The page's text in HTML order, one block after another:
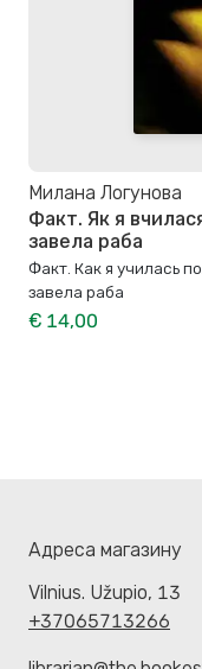
Милана Логунова
Факт. Як я
завела раба
Факт. Как я училась
завела раба
€ 14,00
Адреса магазину
Vilnius. Užupio, 13
+37065713266